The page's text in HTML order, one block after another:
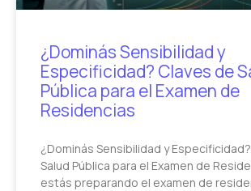
¿Dominás Sensibilidad y
Especificidad? Claves de
Pública para el Examen de
Residencias
¿Dominás Sensibilidad y
Salud Pública para el Examen de
estás preparando el examen de